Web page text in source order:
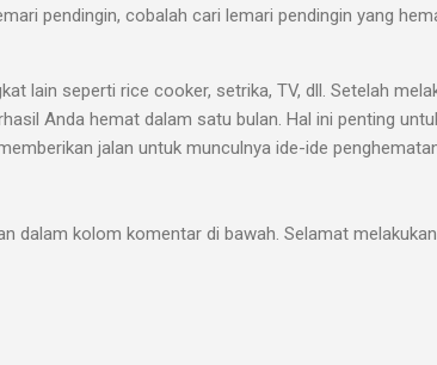
pendingin, cobalah cari lemari pendingin yang
lain seperti rice cooker, setrika, TV, dll. Setelah
Anda hemat dalam satu bulan. Hal ini penting
jalan untuk munculnya ide-ide
dalam kolom komentar di bawah. Selamat melakukan